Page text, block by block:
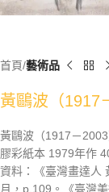
首頁 藝術品
黃鷗波（1917
黃鷗波（1917－
膠彩紙本 1979年作
資料：《臺灣畫達人
月，p.109。《臺灣